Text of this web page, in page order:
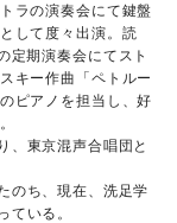
ラの演奏会にて鍵盤
して度々出演。読
定期演奏会にてスト
キー作曲「ペトルー
ピアノを担当し、好
、東京混声合唱団と
のち、現在、洗足学
ている。